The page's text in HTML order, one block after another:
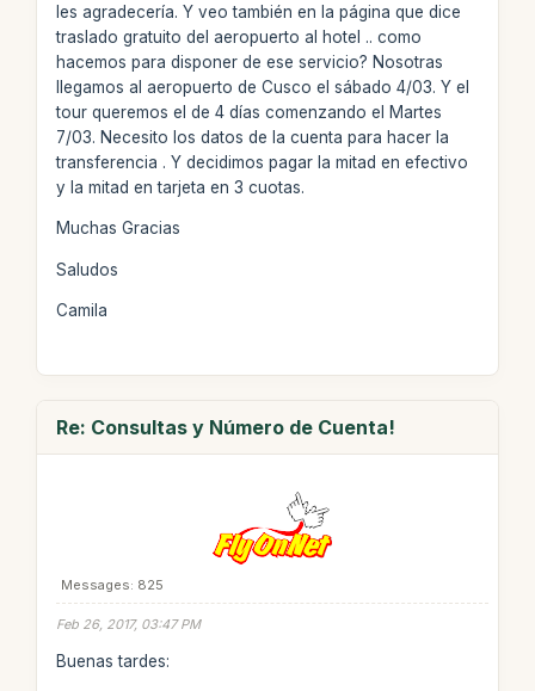
les agradecería. Y veo también en la página que dice
traslado gratuito del aeropuerto al hotel .. como
hacemos para disponer de ese servicio? Nosotras
llegamos al aeropuerto de Cusco el sábado 4/03. Y el
tour queremos el de 4 días comenzando el Martes
7/03. Necesito los datos de la cuenta para hacer la
transferencia . Y decidimos pagar la mitad en efectivo
y la mitad en tarjeta en 3 cuotas.
Muchas Gracias
Saludos
Camila
Re: Consultas y Número de Cuenta!
Messages: 825
Feb 26, 2017, 03:47 PM
Buenas tardes: